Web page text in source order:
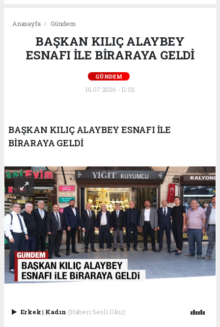
Anasayfa Gündem
BAŞKAN KILIÇ ALAYBEY
ESNAFI İLE BİRARAYA GELDİ
GÜNDEM
16.07.2026 - 11:02
BAŞKAN KILIÇ ALAYBEY ESNAFI İLE
BİRARAYA GELDİ
Erkek| Kadın (Haberi Sesli Oku)